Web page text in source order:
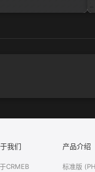
我们
CRMEB
产品介绍
标准版